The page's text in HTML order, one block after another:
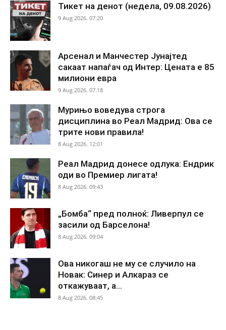
Тикет на денот (недела, 09.08.2026)
9 Aug 2026. 07:20
Арсенал и Манчестер Јунајтед
сакаат напаѓач од Интер: Цената е 85
милиони евра
9 Aug 2026. 07:18
Мурињо воведува строга
дисциплина во Реал Мадрид: Ова се
трите нови правила!
8 Aug 2026. 12:01
Реал Мадрид донесе одлука: Ендрик
оди во Премиер лигата!
8 Aug 2026. 09:43
„Бомба“ пред полноќ: Ливерпул се
засили од Барселона!
8 Aug 2026. 09:04
Ова никогаш не му се случило на
Новак: Синер и Алкараз се
откажуваат, а...
8 Aug 2026. 08:45